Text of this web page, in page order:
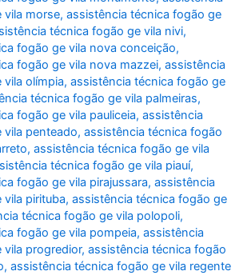
vila morse,assistência técnica fogão ge
técnica fogão ge vila nivi,
fogão ge vila nova conceição,
fogão ge vila nova mazzei,assistência
olímpia,assistência técnica fogão ge
técnica fogão ge vila palmeiras,
fogão ge vila pauliceia,assistência
vila penteado,assistência técnica fogão
,assistência técnica fogão ge vila
técnica fogão ge vila piauí,
fogão ge vila pirajussara,assistência
pirituba,assistência técnica fogão ge
técnica fogão ge vila polopoli,
fogão ge vila pompeia,assistência
vila progredior,assistência técnica fogão
,assistência técnica fogão ge vila regente